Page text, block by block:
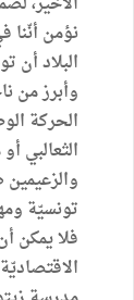
نؤمن أنّنا
البلاد
وأبرز من
الحركة
الثعالبي
تونسيّة
فلا يمكن